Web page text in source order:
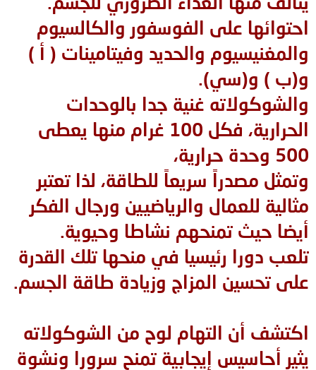
احتوائها على الفوسفور والكالسيوم
والمغنيسيوم والحديد وفيتامينات ( أ )
و(ب ) و(سي).
والشوكولاته غنية جدا بالوحدات
الحرارية، فكل 100 غرام منها يعطى
500 وحدة حرارية،
وتمثل مصدراً سريعاً للطاقة، لذا تعتبر
مثالية للعمال والرياضيين ورجال الفكر
أيضا حيث تمنحهم نشاطا وحيوية.
تلعب دورا رئيسيا في منحها تلك القدرة
على تحسين المزاج وزيادة طاقة الجسم.
اكتشف أن التهام لوح من الشوكولاته
يثير أحاسيس إيجابية تمنح سرورا ونشوة